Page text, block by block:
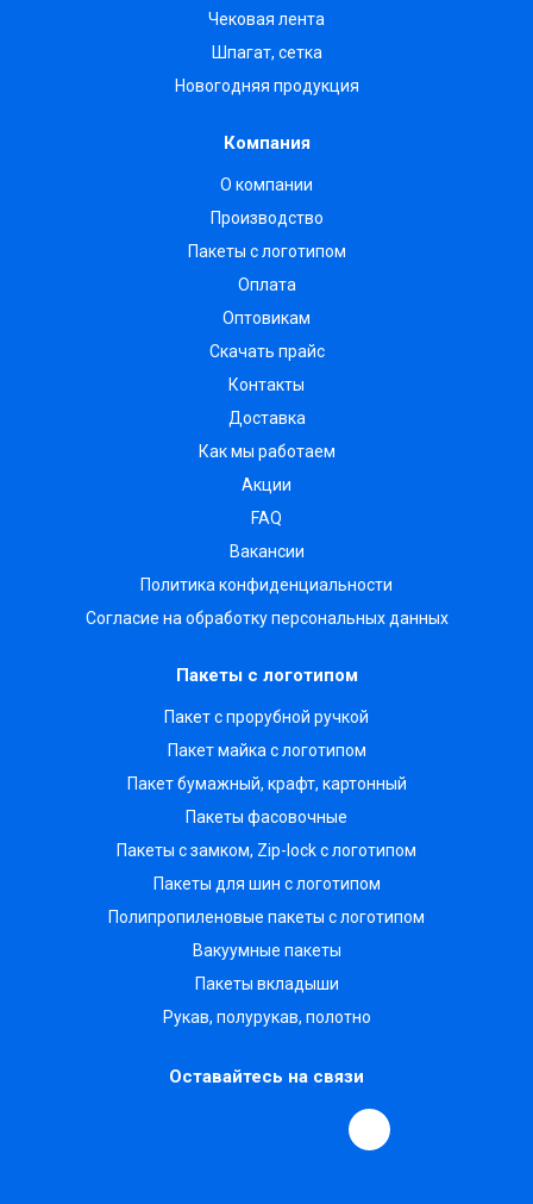
Чековая лента
Шпагат, сетка
Новогодняя продукция
Компания
О компании
Производство
Пакеты с логотипом
Оплата
Оптовикам
Скачать прайс
Контакты
Доставка
Как мы работаем
Акции
FAQ
Вакансии
Политика конфиденциальности
Согласие на обработку персональных данных
Пакеты с логотипом
Пакет с прорубной ручкой
Пакет майка с логотипом
Пакет бумажный, крафт, картонный
Пакеты фасовочные
Пакеты с замком, Zip-lock с логотипом
Пакеты для шин с логотипом
Полипропиленовые пакеты с логотипом
Вакуумные пакеты
Пакеты вкладыши
Рукав, полурукав, полотно
Оставайтесь на связи